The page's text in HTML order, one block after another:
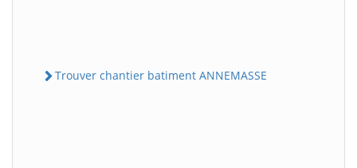
Trouver chantier batiment ANNEMASSE